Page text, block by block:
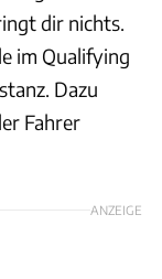
dir nichts.
im Qualifying
Dazu
Fahrer
ANZEIGE